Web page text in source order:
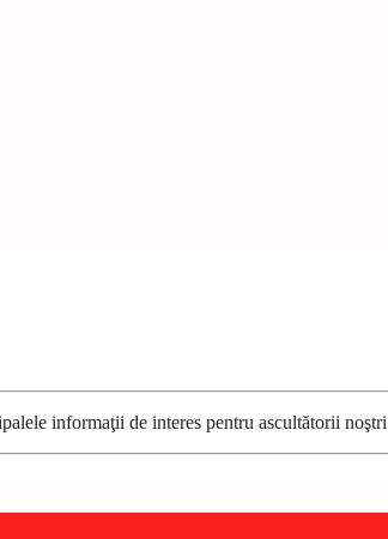
informaţii de interes pentru ascultătorii